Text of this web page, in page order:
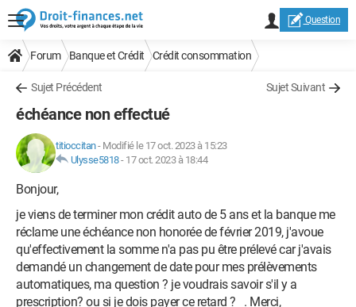
Question
Forum Banque et Crédit Crédit consommation
Sujet Précédent Sujet Suivant
échéance non effectué
titioccitan- Modifié le 17 oct. 2023 à 15:23
Ulysse5818- 17 oct. 2023 à 18:44
Bonjour,
je viens de terminer mon crédit auto de 5 ans et la banque me
réclame une échéance non honorée de février 2019, j'avoue
qu'effectivement la somme n'a pas pu être prélevé car j'avais
demandé un changement de date pour mes prélèvements
automatiques, ma question ? je voudrais savoir s'il y a
prescription? ou si je dois payer ce retard ? . Merci,